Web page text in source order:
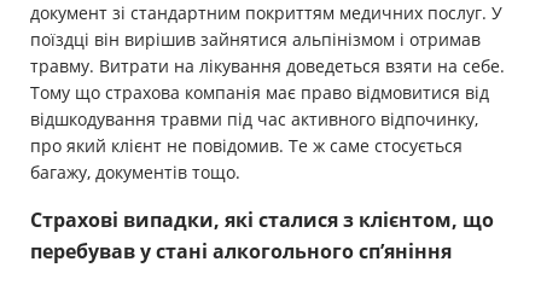
документ зі стандартним покриттям медичних послуг. У
поїздці він вирішив зайнятися альпінізмом і отримав
травму. Витрати на лікування доведеться взяти на себе.
Тому що страхова компанія має право відмовитися від
відшкодування травми під час активного відпочинку,
про який клієнт не повідомив. Те ж саме стосується
багажу, документів тощо.
Страхові випадки, які сталися з клієнтом, що
перебував у стані алкогольного сп’яніння